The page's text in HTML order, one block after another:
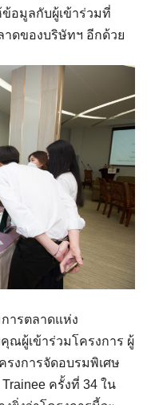
อมูลกับผู้เข้าร่วมที่
าดของบริษัทฯ อีกด้วย
ารตลาดแห่ง
ณผู้เข้าร่วมโครงการ ผู้
งการจัดอบรมพิเศษ
ครั้งที่ 34 ใน